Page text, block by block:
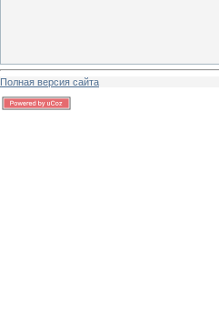
Полная версия сайта